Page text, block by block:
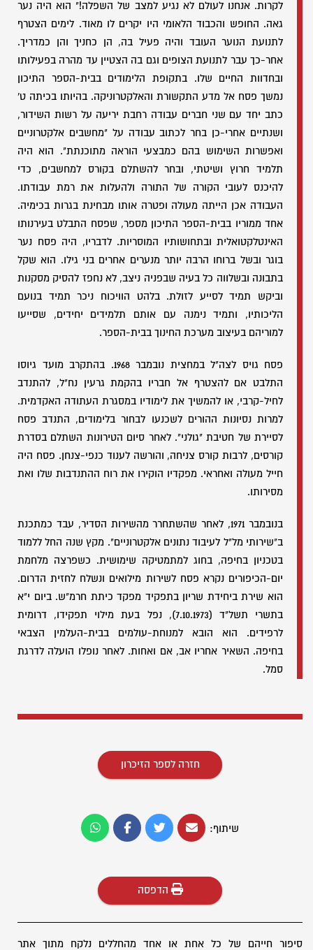
לקרות. אנחנו לעולם לא נגיע למצב של השפלה!" הוא היה נער
גאה. החופש והכבוד הלאומי היו יקרים לו מאוד. לימים הצטרף
לתנועת הנוער העובד והיה פעיל בה, הן כחניך והן כמדריך.
אחר-כך עבר לתנועת הצופים וגם בה הצטיין עד מהרה בפעילותו
ובחדוות החיים שלו. בתקופת הלימודים בבית-הספר התיכון
נמשך פסח אל מדע התקשורת והאלקטרוניקה. בהיותו בכיתה ט'
כתב יחד עם שני חברים עבודה רחבת יריעה על רשות השידור,
ושנתיים אחרי-כן בחר לכתוב עבודה על "מחשבים אלקטרוניים
ואפשרות השימוש בהם כמבצעי הוראה מתוכנתת". הוא היה
תלמיד חרוץ ושיטתי, ובחר להשתלם בקורס למחשבים, כדי
להיכנס לעובי הקורה של התורה ולהעלות את רמת עבודתו.
העבודה אכן הייתה מעולה ופטרה אותו מבחינת בגרות בכימיה.
אחד ממוריו בבית-הספר התיכון מספר, שפסח התבלט בעירנותו
האינטלקטואלית ובתחושותיו המוסריות. לדבריו, היה פסח נער
בוגר ובשל ברוחו הרבה יותר מנערים אחרים בני גילו. הוא שקל
בתבונה ובשלווה כל בעיה שבפניה ניצב, לא נחפז להסיק מסקנות
וביקש תמיד לסייע לזולת. בלהט הוויכוח ניכר תמיד בנועם
הליכותיו, ותמיד נימנה עם אותם תלמידים יחידים, שסייעו
למוריהם בעיצוב מערכת החינוך בבית-הספר.
פסח גויס לצה"ל במחצית נובמבר 1968. בהתקרב מועד גיוסו
התלבט אם להצטרף אל חבריו בהקמת גרעין נח"ל, להתנדב
לחיל-קרבי, או להמשיך את לימודיו במסגרת העתודה האקדמית.
למרות נסיונות ההורים לשכנעו לבחור בלימודים, התנדב פסח
לסיירת של חטיבת "גולני". לאחר סיום הטירונות השתלם בסדרת
קורסים, לרבות קורס צניחה, והורשה לענוד כנפי-צנחן. פסח היה
חייל מעולה ואחראי. מפקדיו הוקירו את רוח ההתנדבות שלו ואת
מסירותו.
בנובמבר 1971, לאחר שהשתחרר מהשירות הסדיר, עבד כמתכנת
ב"שירותי מל"ל לעיבוד נתונים אלקטרוניים". מקץ שנה החל ללמוד
בטכניון בחיפה, בחוג למתמטיקה שימושית. כשפרצה מלחמת
יום-הכיפורים נקרא פסח לשירות מילואים ונשלח לחזית הדרום.
הוא שירת ביחידת שריון בתפקיד מפקד כיתת חרמ"ש. ביום י"א
בתשרי תשל"ד (7.10.1973), נפל בעת מילוי תפקידו, דרומית
לרפידים. הוא הובא למנוחת-עולמים בבית-העלמין הצבאי
בחיפה. השאיר אחריו אב, אם ואחות. לאחר נופלו הועלה לדרגת
סמל.
חזרה לספר הזיכרון
שיתוף:
הדפסה
סיפור חייהם של כל אחת או אחד מהחללים נלקח מתוך אתר